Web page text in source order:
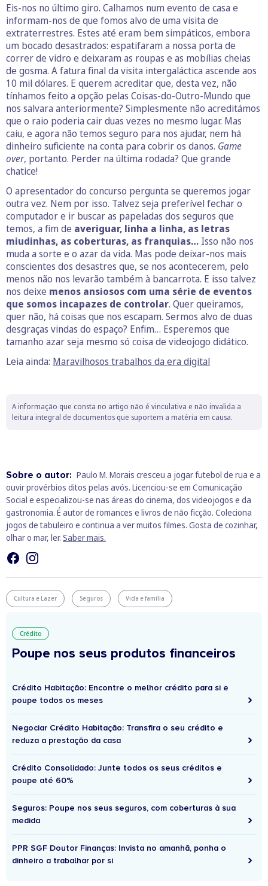
Eis-nos no último giro. Calhamos num evento de casa e
informam-nos de que fomos alvo de uma visita de
extraterrestres. Estes até eram bem simpáticos, embora
um bocado desastrados: espatifaram a nossa porta de
correr de vidro e deixaram as roupas e as mobílias cheias
de gosma. A fatura final da visita intergaláctica ascende aos
10 mil dólares. E querem acreditar que, desta vez, não
tínhamos feito a opção pelas Coisas-do-Outro-Mundo que
nos salvara anteriormente? Simplesmente não acreditámos
que o raio poderia cair duas vezes no mesmo lugar. Mas
caiu, e agora não temos seguro para nos ajudar, nem há
dinheiro suficiente na conta para cobrir os danos. Game
over, portanto. Perder na última rodada? Que grande
chatice!
O apresentador do concurso pergunta se queremos jogar
outra vez. Nem por isso. Talvez seja preferível fechar o
computador e ir buscar as papeladas dos seguros que
temos, a fim de averiguar, linha a linha, as letras
miudinhas, as coberturas, as franquias… Isso não nos
muda a sorte e o azar da vida. Mas pode deixar-nos mais
conscientes dos desastres que, se nos acontecerem, pelo
menos não nos levarão também à bancarrota. E isso talvez
nos deixe menos ansiosos com uma série de eventos
que somos incapazes de controlar. Quer queiramos,
quer não, há coisas que nos escapam. Sermos alvo de duas
desgraças vindas do espaço? Enfim… Esperemos que
tamanho azar seja mesmo só coisa de videojogo didático.
Leia ainda: Maravilhosos trabalhos da era digital
A informação que consta no artigo não é vinculativa e não invalida a
leitura integral de documentos que suportem a matéria em causa.
Sobre o autor: Paulo M. Morais cresceu a jogar futebol de rua e a
ouvir provérbios ditos pelas avós. Licenciou-se em Comunicação
Social e especializou-se nas áreas do cinema, dos videojogos e da
gastronomia. É autor de romances e livros de não ficção. Coleciona
jogos de tabuleiro e continua a ver muitos filmes. Gosta de cozinhar,
olhar o mar, ler. Saber mais.
Cultura e Lazer Seguros Vida e família
Crédito
Poupe nos seus produtos financeiros
Crédito Habitação: Encontre o melhor crédito para si e
poupe todos os meses
Negociar Crédito Habitação: Transfira o seu crédito e
reduza a prestação da casa
Crédito Consolidado: Junte todos os seus créditos e
poupe até 60%
Seguros: Poupe nos seus seguros, com coberturas à sua
medida
PPR SGF Doutor Finanças: Invista no amanhã, ponha o
dinheiro a trabalhar por si